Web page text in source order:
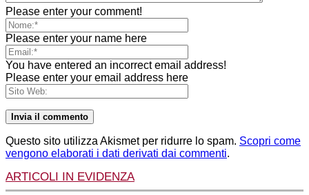
Please enter your comment!
Please enter your name here
You have entered an incorrect email address!
Please enter your email address here
Questo sito utilizza Akismet per ridurre lo spam. Scopri come
vengono elaborati i dati derivati dai commenti.
ARTICOLI IN EVIDENZA